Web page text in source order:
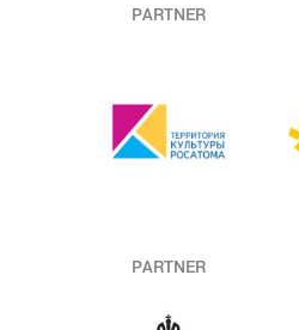
PARTNER
PARTNER